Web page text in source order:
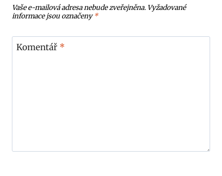
Vaše e-mailová adresa nebude zveřejněna. Vyžadované
informace jsou označeny*
Komentář *